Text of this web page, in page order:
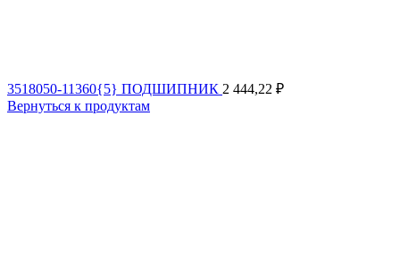
3518050-11360{5} ПОДШИПНИК 2 444,22 ₽
Вернуться к продуктам